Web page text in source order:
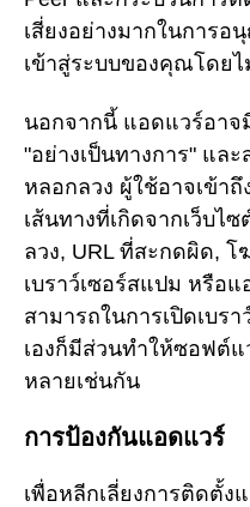
เสี่ยงอย่างมากในการ
เข้าสู่ระบบของคุณโดยไ
นอกจากนี้ แอดแวร์อาจ
"อย่างเป็นทางการ" แล
หลอกลวง ผู้ใช้อาจเข้า
เส้นทางที่เกิดจากเว็บไ
ลวง, URL ที่สะกดผิด,
เบราว์เซอร์สแปม หรือ
สามารถในการเปิดเบร
เองก็มีส่วนทำให้ซอฟต์
หลายเช่นกัน
การป้องกันแอดแวร์
เพื่อหลีกเลี่ยงการติดตั้